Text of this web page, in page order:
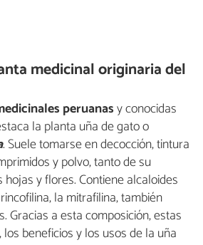
medicinal originaria del
peruanasy conocidas
la planta uña de gato o
. Suele tomarse en decocción, tintura
y polvo, tanto de su
y flores. Contiene alcaloides
la mitrafilina, también
Gracias a esta composición, estas
beneficios y los usos de la uña